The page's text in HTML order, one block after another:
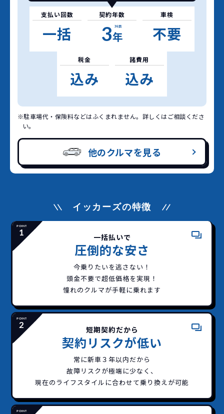
支払い回数
一括
契約年数
3年
36回
車検
不要
税金
込み
諸費用
込み
※駐車場代・保険料などはふくまれません。詳しくはご相談くださ
い。
他のクルマを見る
イッカーズの特徴
一括払いで
圧倒的な安さ
今乗りたいを逃さない！
頭金不要で超低価格を実現！
憧れのクルマが手軽に乗れます
短期契約だから
契約リスクが低い
常に新車３年以内だから
故障リスクが極端に少なく、
現在のライフスタイルに合わせて乗り換えが可能